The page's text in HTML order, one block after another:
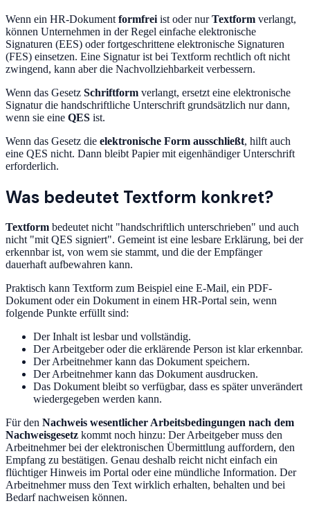
Wenn ein HR-Dokument formfrei ist oder nurTextform verlangt,
können Unternehmen in der Regel einfache elektronische
Signaturen (EES) oder fortgeschrittene elektronische Signaturen
(FES) einsetzen. Eine Signatur ist bei Textform rechtlich oft nicht
zwingend, kann aber die Nachvollziehbarkeit verbessern.
Wenn das Gesetz Schriftform verlangt, ersetzt eine elektronische
Signatur die handschriftliche Unterschrift grundsätzlich nur dann,
wenn sie eine QES ist.
Wenn das Gesetz die elektronische Form ausschließt, hilft auch
eine QES nicht. Dann bleibt Papier mit eigenhändiger Unterschrift
erforderlich.
Was bedeutet Textform konkret?
Textform bedeutet nicht "handschriftlich unterschrieben" und auch
nicht "mit QES signiert". Gemeint ist eine lesbare Erklärung, bei der
erkennbar ist, von wem sie stammt, und die der Empfänger
dauerhaft aufbewahren kann.
Praktisch kann Textform zum Beispiel eine E-Mail, ein PDF-
Dokument oder ein Dokument in einem HR-Portal sein, wenn
folgende Punkte erfüllt sind:
Der Inhalt ist lesbar und vollständig.
Der Arbeitgeber oder die erklärende Person ist klar erkennbar.
Der Arbeitnehmer kann das Dokument speichern.
Der Arbeitnehmer kann das Dokument ausdrucken.
Das Dokument bleibt so verfügbar, dass es später unverändert
wiedergegeben werden kann.
Für den Nachweis wesentlicher Arbeitsbedingungen nach dem
Nachweisgesetz kommt noch hinzu: Der Arbeitgeber muss den
Arbeitnehmer bei der elektronischen Übermittlung auffordern, den
Empfang zu bestätigen. Genau deshalb reicht nicht einfach ein
flüchtiger Hinweis im Portal oder eine mündliche Information. Der
Arbeitnehmer muss den Text wirklich erhalten, behalten und bei
Bedarf nachweisen können.